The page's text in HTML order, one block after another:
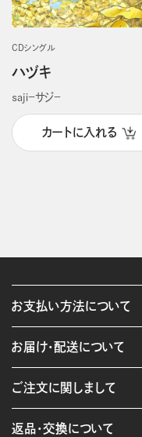
CDシングル
ハヅキ
ｓａｊｉ－サジ－
カートに入れる
お支払い方法について
お届け・配送について
ご注文に関しまして
返品・交換について